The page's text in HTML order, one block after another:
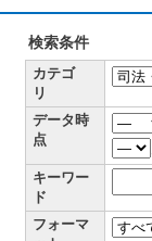
検索条件
カテゴ
リ
データ時
点
キーワー
ド
フォーマ